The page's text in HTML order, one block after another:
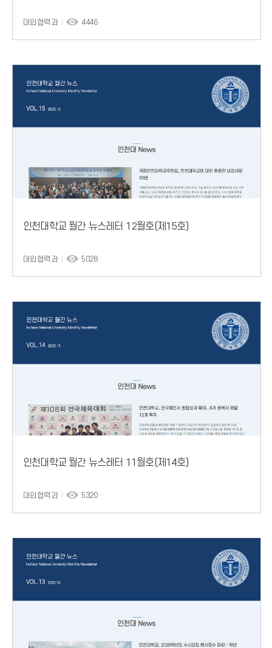
대외협력과 4446
인천대학교 월간 뉴스레터 12월호(제15호)
대외협력과 5028
인천대학교 월간 뉴스레터 11월호(제14호)
대외협력과 5320